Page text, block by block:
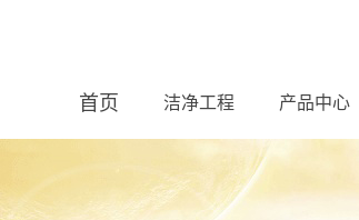
首页 洁净工程 产品中心